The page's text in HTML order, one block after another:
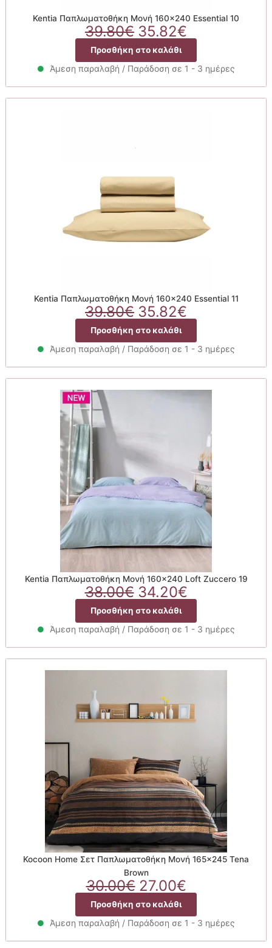
Kentia Παπλωματοθήκη Μονή 160×240 Essential 10
39.80€ Original
price
was:
39.80€.
35.82€
τρέχουσα
τιμή
είναι:
35.82€.
Προσθήκη στο καλάθι
Άμεση παραλαβή / Παράδοση σε 1 - 3 ημέρες
Kentia Παπλωματοθήκη Μονή 160×240 Essential 11
39.80€ Original
price
was:
39.80€.
35.82€
τρέχουσα
τιμή
είναι:
35.82€.
Προσθήκη στο καλάθι
Άμεση παραλαβή / Παράδοση σε 1 - 3 ημέρες
Kentia Παπλωματοθήκη Μονή 160×240 Loft Zuccero 19
38.00€ Original
price
was:
38.00€.
34.20€Η
τρέχουσα
τιμή
είναι:
34.20€.
Προσθήκη στο καλάθι
Άμεση παραλαβή / Παράδοση σε 1 - 3 ημέρες
Kocoon Home Σετ Παπλωματοθήκη Μονή 165×245 Tena
Brown
30.00€ Original
price
was:
30.00€.
27.00€Η
τρέχουσα
τιμή
είναι:
27.00€.
Προσθήκη στο καλάθι
Άμεση παραλαβή / Παράδοση σε 1 - 3 ημέρες